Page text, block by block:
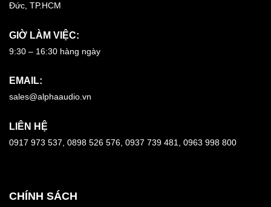
Đức, TP.HCM
GIỜ LÀM VIỆC:
9:30 – 16:30 hàng ngày
EMAIL:
sales@alphaaudio.vn
LIÊN HỆ
0917 973 537, 0898 526 576, 0937 739 481, 0963 998 800
CHÍNH SÁCH